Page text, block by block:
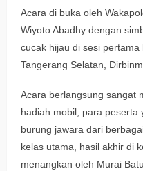
Acara di buka oleh
Wiyoto Abadhy dengan
cucak hijau di sesi
Tangerang Selatan,
Acara berlangsung sangat
hadiah mobil, para peserta
burung jawara dari
kelas utama, hasil akhir di
menangkan oleh Murai